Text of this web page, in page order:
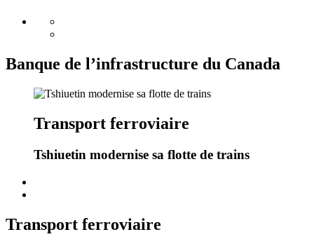
Banque de l’infrastructure du Canada
Transport ferroviaire
Tshiuetin modernise sa flotte de trains
Transport ferroviaire